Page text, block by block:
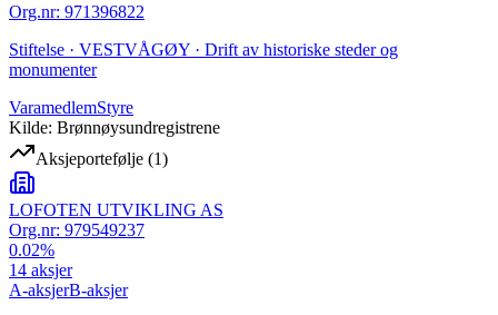
Org.nr: 971396822
Stiftelse · VESTVÅGØY · Drift av historiske steder og
monumenter
VaramedlemStyre
Kilde: Brønnøysundregistrene
Aksjeportefølje (1)
LOFOTEN UTVIKLING AS
Org.nr: 979549237
0.02%
14 aksjer
A-aksjerB-aksjer